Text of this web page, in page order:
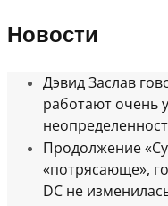
Новости
Дэвид Заслав
работают очень
Продолжение
«потрясающе»,
DC не